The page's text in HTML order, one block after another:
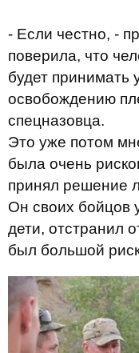
- Если честно, -
поверила, что
будет принимать
освобождению
спецназовца.
Это уже потом
была очень
принял решение
Он своих бойцов
дети, отстранил
был большой